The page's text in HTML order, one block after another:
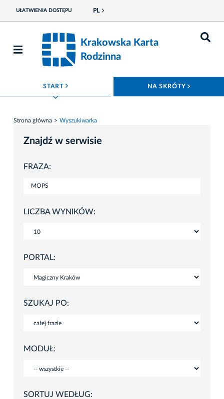
UŁATWIENIA DOSTĘPU PL
Krakowska Karta
Rodzinna
START ROZWIŃ MENU NA SKRÓTY
Strona główna Wyszukiwarka
Znajdź w serwisie
FRAZA:
LICZBA WYNIKÓW:
PORTAL:
SZUKAJ PO:
MODUŁ:
SORTUJ WEDŁUG: